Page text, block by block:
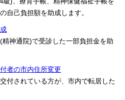
自己負担額を助成します。
精神通院)で受診した一部負担金を助
者の市内住所変更
付されている方が、市内で転居した